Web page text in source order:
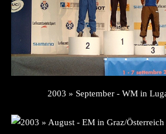
2003 » September - WM in